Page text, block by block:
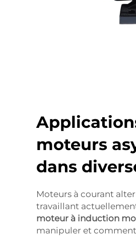
moteurs
dans
Moteurs à courant
travaillant
moteur à induction
manipuler et